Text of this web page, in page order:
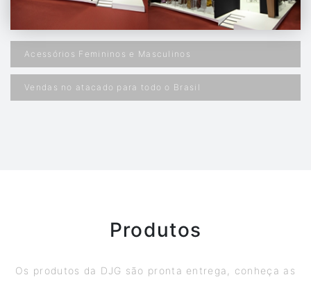
Acessórios Femininos e Masculinos
Vendas no atacado para todo o Brasil
Produtos
Os produtos da DJG são pronta entrega, conheça as